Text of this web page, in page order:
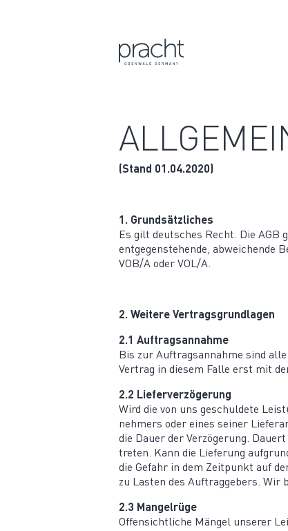
(Stand 01.04.2020)
1. Grund­sätz­liches
Es gilt deutsches Recht. Die AGB
entge­gen­ste­hende, abwei­chende
VOB/A oder VOL/A.
2. Weitere Vertragsgrundlagen
2.1 Auftrags­an­nahme
Bis zur Auftrags­an­nahme sind
Vertrag in diesem Falle erst mit
2.2 Liefer­ver­zö­gerung
Wird die von uns geschuldete
nehmers oder eines seiner
die Dauer der Verzö­gerung.
treten. Kann die Lieferung
die Gefahr in dem Zeitpunkt auf
zu Lasten des Auftrag­gebers. Wir
2.3 Mangelrüge
Offen­sicht­liche Mängel unserer